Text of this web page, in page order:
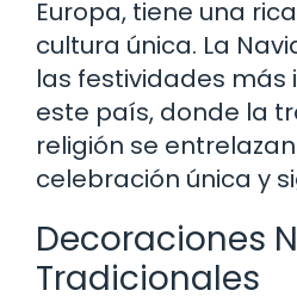
Europa, tiene una
cultura única. La
las festividades
este país, donde la
religión se
celebración única y
Decoraciones
Tradicionales